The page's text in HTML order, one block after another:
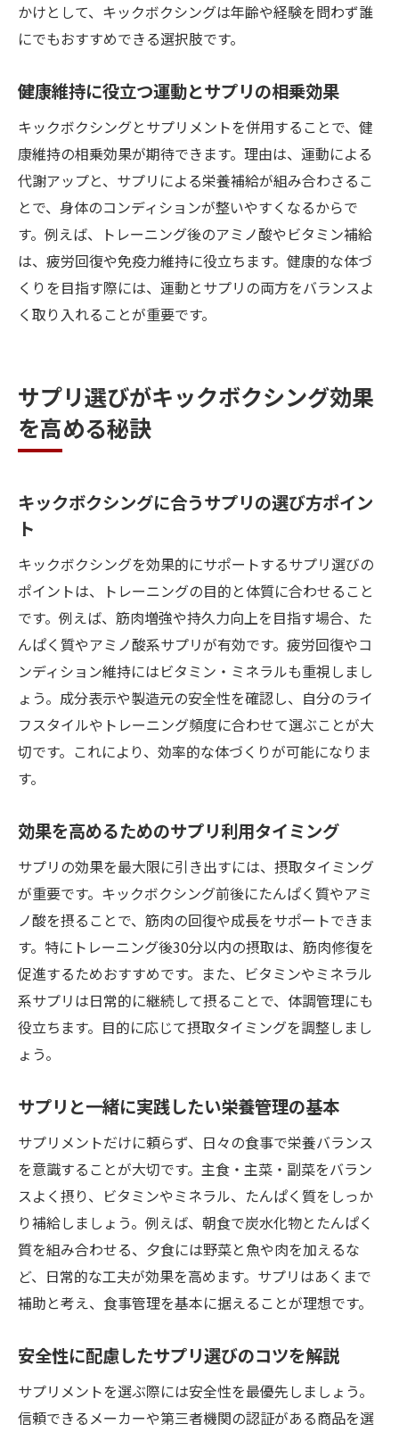
かけとして、キックボクシングは年齢や経験を問わず誰
にでもおすすめできる選択肢です。
健康維持に役立つ運動とサプリの相乗効果
キックボクシングとサプリメントを併用することで、健
康維持の相乗効果が期待できます。理由は、運動による
代謝アップと、サプリによる栄養補給が組み合わさるこ
とで、身体のコンディションが整いやすくなるからで
す。例えば、トレーニング後のアミノ酸やビタミン補給
は、疲労回復や免疫力維持に役立ちます。健康的な体づ
くりを目指す際には、運動とサプリの両方をバランスよ
く取り入れることが重要です。
サプリ選びがキックボクシング効果
を高める秘訣
キックボクシングに合うサプリの選び方ポイン
ト
キックボクシングを効果的にサポートするサプリ選びの
ポイントは、トレーニングの目的と体質に合わせること
です。例えば、筋肉増強や持久力向上を目指す場合、た
んぱく質やアミノ酸系サプリが有効です。疲労回復やコ
ンディション維持にはビタミン・ミネラルも重視しまし
ょう。成分表示や製造元の安全性を確認し、自分のライ
フスタイルやトレーニング頻度に合わせて選ぶことが大
切です。これにより、効率的な体づくりが可能になりま
す。
効果を高めるためのサプリ利用タイミング
サプリの効果を最大限に引き出すには、摂取タイミング
が重要です。キックボクシング前後にたんぱく質やアミ
ノ酸を摂ることで、筋肉の回復や成長をサポートできま
す。特にトレーニング後30分以内の摂取は、筋肉修復を
促進するためおすすめです。また、ビタミンやミネラル
系サプリは日常的に継続して摂ることで、体調管理にも
役立ちます。目的に応じて摂取タイミングを調整しまし
ょう。
サプリと一緒に実践したい栄養管理の基本
サプリメントだけに頼らず、日々の食事で栄養バランス
を意識することが大切です。主食・主菜・副菜をバラン
スよく摂り、ビタミンやミネラル、たんぱく質をしっか
り補給しましょう。例えば、朝食で炭水化物とたんぱく
質を組み合わせる、夕食には野菜と魚や肉を加えるな
ど、日常的な工夫が効果を高めます。サプリはあくまで
補助と考え、食事管理を基本に据えることが理想です。
安全性に配慮したサプリ選びのコツを解説
サプリメントを選ぶ際には安全性を最優先しましょう。
信頼できるメーカーや第三者機関の認証がある商品を選